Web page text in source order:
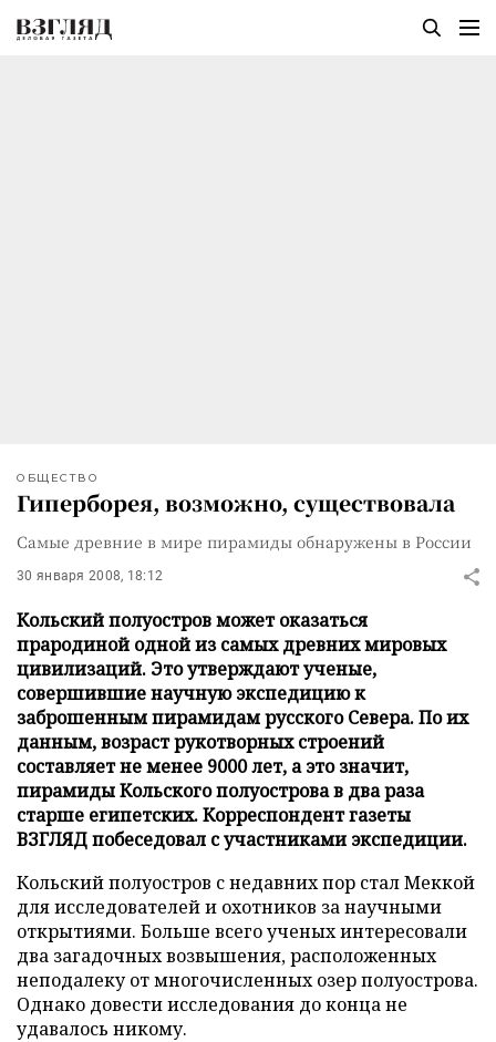
ОБЩЕСТВО
Гиперборея, возможно, существовала
Самые древние в мире пирамиды обнаружены в России
30 января 2008, 18:12
Кольский полуостров может оказаться
прародиной одной из самых древних мировых
цивилизаций. Это утверждают ученые,
совершившие научную экспедицию к
заброшенным пирамидам русского Севера. По их
данным, возраст рукотворных строений
составляет не менее 9000 лет, а это значит,
пирамиды Кольского полуострова в два раза
старше египетских. Корреспондент газеты
ВЗГЛЯД побеседовал с участниками экспедиции.
Кольский полуостров с недавних пор стал Меккой
для исследователей и охотников за научными
открытиями. Больше всего ученых интересовали
два загадочных возвышения, расположенных
неподалеку от многочисленных озер полуострова.
Однако довести исследования до конца не
удавалось никому.